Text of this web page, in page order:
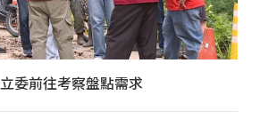
委前往考察盤點需求